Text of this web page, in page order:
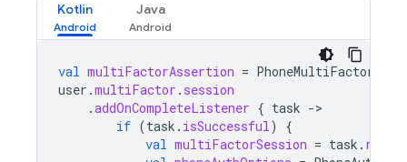
Kotlin Java
val multiFactorAssertion =
user .multiFactor . session
.addOnCompleteListener { task -
if (task . isSuccessful)
{
val multiFactorSession = task .